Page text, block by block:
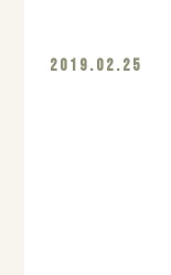
2019.02.25